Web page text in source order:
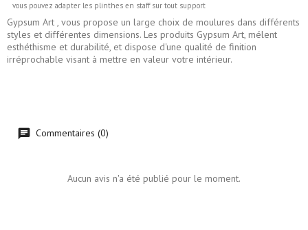
vous pouvez adapter les plinthes en staff sur tout support
Gypsum Art , vous propose un large choix de moulures dans différents
styles et différentes dimensions. Les produits Gypsum Art, mélent
esthéthisme et durabilité, et dispose d'une qualité de finition
irréprochable visant à mettre en valeur votre intérieur.
Commentaires (0)
Aucun avis n'a été publié pour le moment.